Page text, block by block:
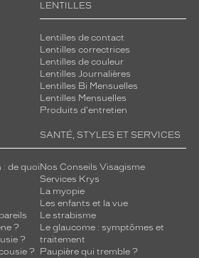
LENTILLES
Lentilles de contact
Lentilles correctrices
Lentilles de couleur
Lentilles Journalières
Lentilles Bi Mensuelles
Lentilles Mensuelles
Produits d'entretien
: de quoi
?
?
?
SANTÉ, STYLES ET SERVICES
Nos Conseils Visagisme
Services Krys
La myopie
Les enfants et la vue
Le strabisme
Le glaucome : symptômes et
traitement
Paupière qui tremble ?